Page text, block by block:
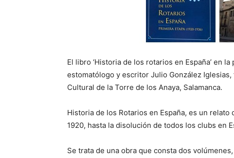
El libro ‘Historia de los rotarios en España’ en
estomatólogo y escritor Julio González
Cultural de la Torre de los Anaya, Salamanca.
Historia de los Rotarios en España, es un
1920, hasta la disolución de todos los clubs en
Se trata de una obra que consta dos